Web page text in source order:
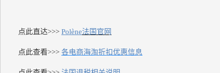
点此直达>>> Polène法国官网
点此查看>>> 各电商海淘折扣优惠信息